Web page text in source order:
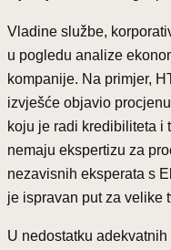
Vladine službe,
u pogledu analize
kompanije. Na primjer,
izvješće objavio
koju je radi kredibiliteta i
nemaju ekspertizu za
nezavisnih eksperata s
je ispravan put za velike
U nedostatku